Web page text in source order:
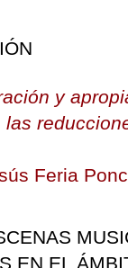
y
las
Feria
EN EL